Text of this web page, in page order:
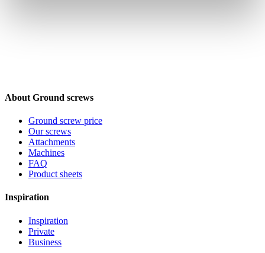
About Ground screws
Ground screw price
Our screws
Attachments
Machines
FAQ
Product sheets
Inspiration
Inspiration
Private
Business